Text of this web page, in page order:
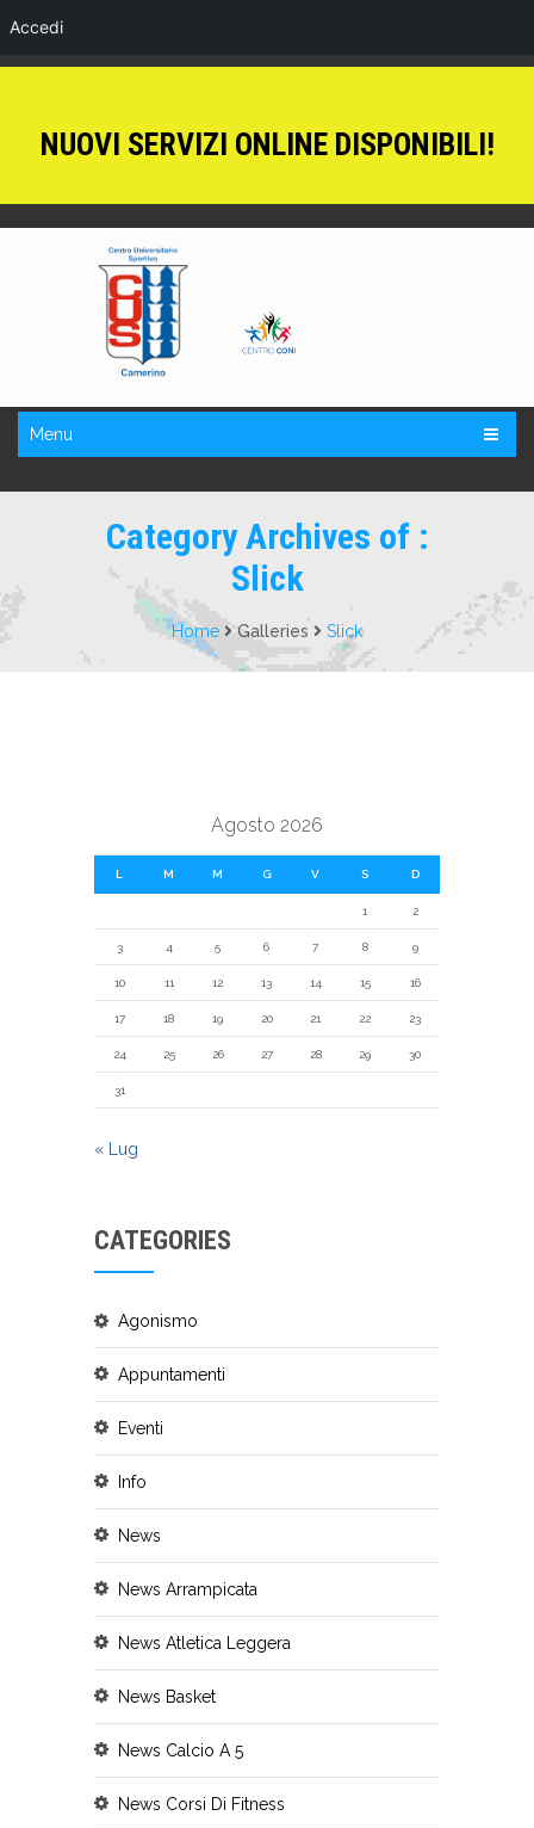
Accedi
NUOVI SERVIZI ONLINE DISPONIBILI!
Menu
Category Archives of :
Slick
Home Galleries Slick
Agosto 2026
L M M G V S D
1 2
3 4 5 6 7 8 9
10 11 12 13 14 15 16
17 18 19 20 21 22 23
24 25 26 27 28 29 30
31
« Lug
CATEGORIES
Agonismo
Appuntamenti
Eventi
Info
News
News Arrampicata
News Atletica Leggera
News Basket
News Calcio A 5
News Corsi Di Fitness